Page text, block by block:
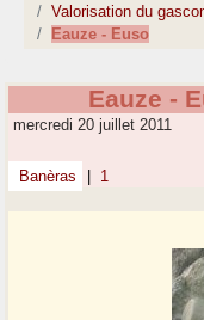
Valorisation du
Eauze - Euso
Eauze -
mercredi 20 juillet 2011
Banèras 1